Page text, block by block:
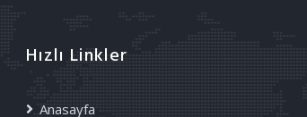
Hızlı Linkler
Anasayfa